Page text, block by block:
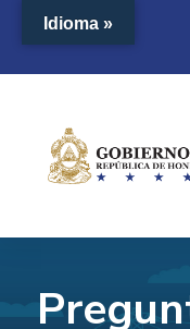
Idioma »